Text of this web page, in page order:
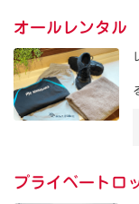
オールレンタル
プライベートロ